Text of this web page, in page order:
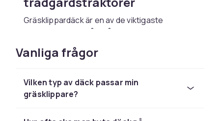
Gräsklippardäck är en av de viktigaste
komponenterna på en
åkgräsklippare
underlag, ger bättre grepp och skyddar
hittar du ett brett urval av gräsklippardäck i
olika dimensioner för att passa populära
modeller av åkgräsklippare och
Vanliga frågor
Vilken typ av däck passar min
gräsklippare?